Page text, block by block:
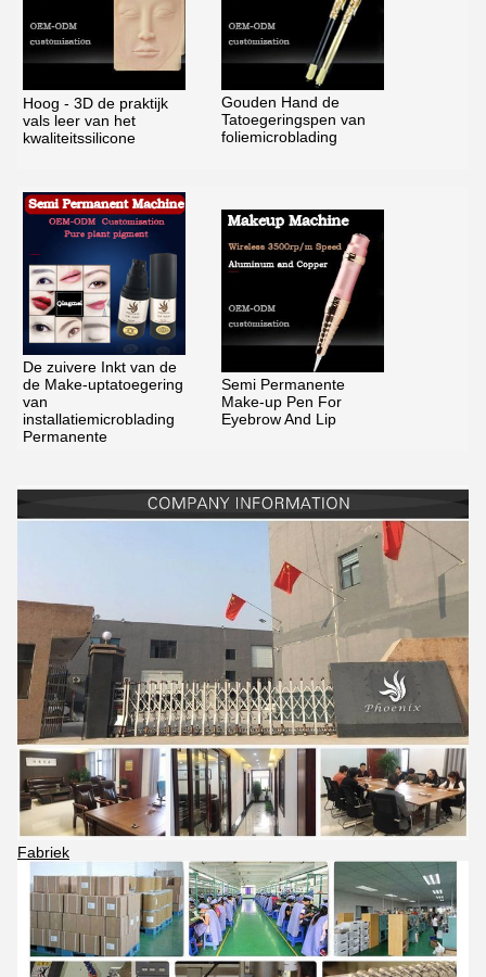
Hoog - 3D de praktijk
vals leer van het
kwaliteitssilicone
Gouden Hand de
Tatoegeringspen van
foliemicroblading
De zuivere Inkt van de
de Make-uptatoegering
van
installatiemicroblading
Permanente
Semi Permanente
Make-up Pen For
Eyebrow And Lip
Fabriek